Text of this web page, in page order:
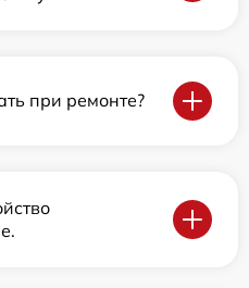
при ремонте?